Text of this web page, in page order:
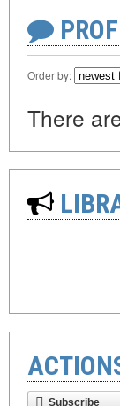
Order by:
There
Subscribe